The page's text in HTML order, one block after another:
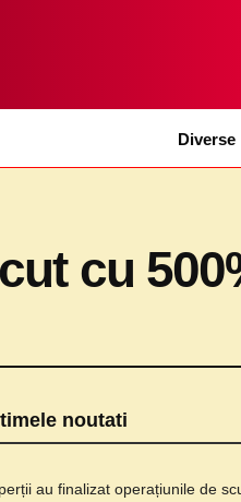
Diverse
cu
noutati
au finalizat operațiunile de